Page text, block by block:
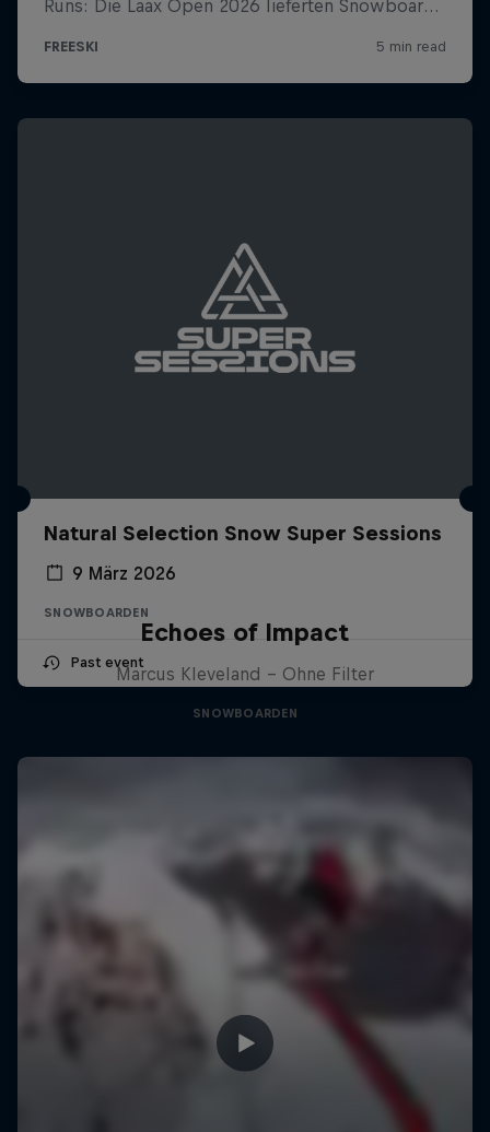
Natural Selection Snow Super Sessions
9 März 2026
SNOWBOARDEN
Past event
Echoes of Impact
Marcus Kleveland - Ohne Filter
SNOWBOARDEN